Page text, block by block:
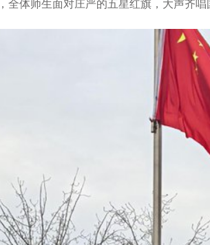
体师生面对庄严的五星红旗，大声齐唱